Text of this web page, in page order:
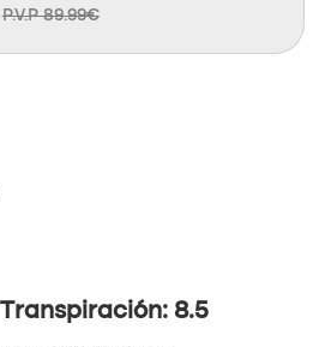
P.V.P 89.99€
Transpiración: 8.5